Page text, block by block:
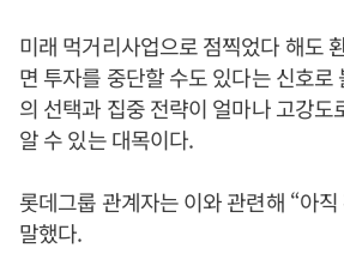
미래 먹거리사업으로 점찍었다 해도
면 투자를 중단할 수도 있다는 신호로
의 선택과 집중 전략이 얼마나 고강도
알 수 있는 대목이다.
롯데그룹 관계자는 이와 관련해 “아
말했다.